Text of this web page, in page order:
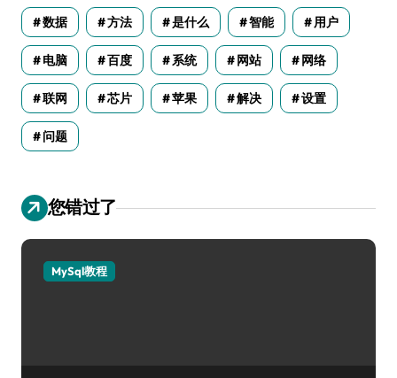
数据 方法 是什么 智能 用户
电脑 百度 系统 网站 网络
联网 芯片 苹果 解决 设置
问题
您错过了
MySql教程